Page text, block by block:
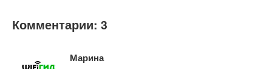
Комментарии: 3
Марина